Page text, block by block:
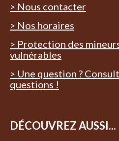
> Nous contacter
> Nos horaires
> Protection des
vulnérables
> Une question ?
questions !
DÉCOUVREZ AUSSI...